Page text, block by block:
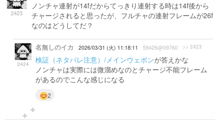
2423
ノンチャ連射が14fだからてっきり連射する時は14f後から
チャージされると思ったが、フルチャの連射フレームが26f
なのはどうしてだ？
2424
名無しのイカ 2026/03/31 (火) 11:18:11 59426@09760 >> 2423
検証（ネタバレ注意）/メインウェポンが答えかな
ノンチャは実際には微溜めなのとチャージ不能フレーム
があるのでこんな感じになる
2